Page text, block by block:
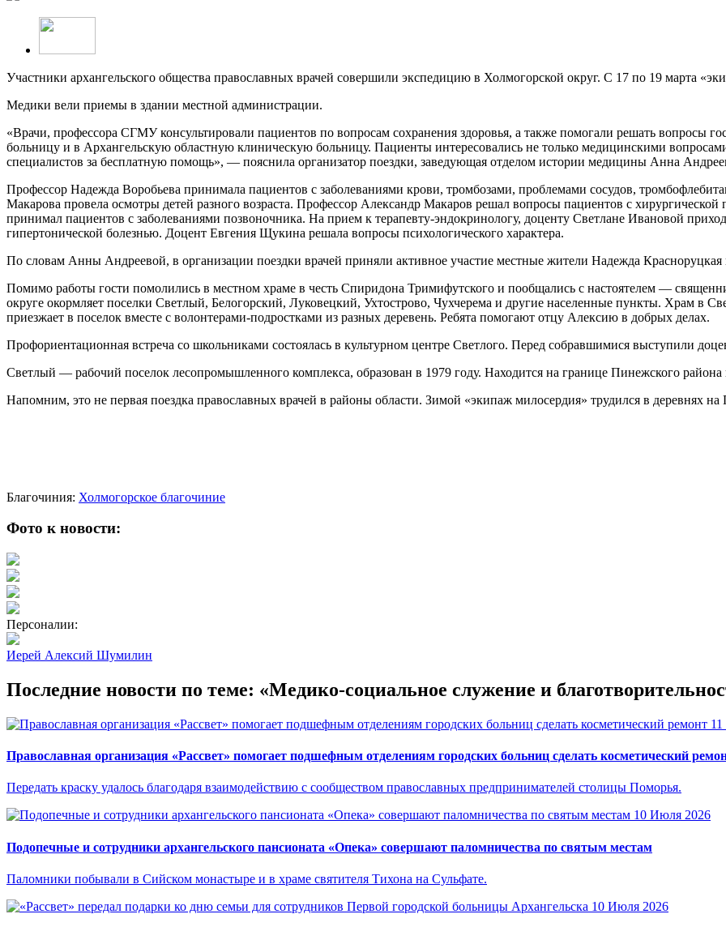
Участники архангельского общества православных врачей совершили экспедицию в Холмогорской округ. С 17 по 19 марта
Медики вели приемы в здании местной администрации.
«Врачи, профессора СГМУ консультировали пациентов по вопросам сохранения здоровья, а также помогали решать вопросы
больницу и в Архангельскую областную клиническую больницу. Пациенты интересовались не только медицинскими
специалистов за бесплатную помощь», — пояснила организатор поездки, заведующая отделом истории медицины Анна
Профессор Надежда Воробьева принимала пациентов с заболеваниями крови, тромбозами, проблемами сосудов,
Макарова провела осмотры детей разного возраста. Профессор Александр Макаров решал вопросы пациентов с
принимал пациентов с заболеваниями позвоночника. На прием к терапевту-эндокринологу, доценту Светлане Ивановой
гипертонической болезнью. Доцент Евгения Щукина решала вопросы психологического характера.
По словам Анны Андреевой, в организации поездки врачей приняли активное участие местные жители Надежда
Помимо работы гости помолились в местном храме в честь Спиридона Тримифутского и пообщались с настоятелем —
округе окормляет поселки Светлый, Белогорский, Луковецкий, Ухтострово, Чухчерема и другие населенные пункты. Храм в
приезжает в поселок вместе с волонтерами-подростками из разных деревень. Ребята помогают отцу Алексию в добрых делах.
Профориентационная встреча со школьниками состоялась в культурном центре Светлого. Перед собравшимися выступили
Светлый — рабочий поселок лесопромышленного комплекса, образован в 1979 году. Находится на границе Пинежского района
Напомним, это не первая поездка православных врачей в районы области. Зимой «экипаж милосердия» трудился в деревнях
Благочиния: Холмогорское благочиние
Фото к новости:
Персоналии:
Иерей Алексий Шумилин
Последние новости по теме: «Медико-социальное служение и
Православная организация «Рассвет» помогает подшефным отделениям городских больниц сделать косметический
Передать краску удалось благодаря взаимодействию с сообществом православных предпринимателей столицы Поморья.
10 Июля 2026
Подопечные и сотрудники архангельского пансионата «Опека» совершают паломничества по святым местам
Паломники побывали в Сийском монастыре и в храме святителя Тихона на Сульфате.
10 Июля 2026